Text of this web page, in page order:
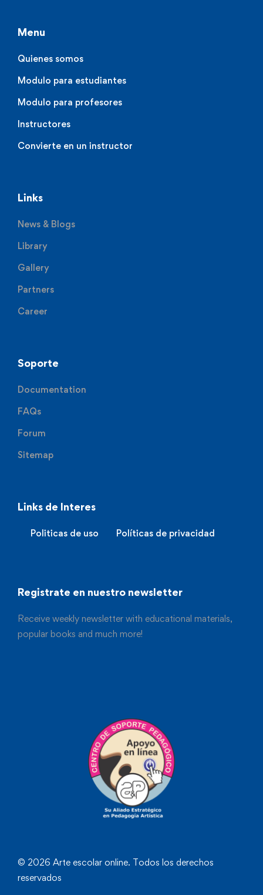
Menu
Quienes somos
Modulo para estudiantes
Modulo para profesores
Instructores
Convierte en un instructor
Links
News & Blogs
Library
Gallery
Partners
Career
Soporte
Documentation
FAQs
Forum
Sitemap
Links de Interes
Politicas de uso Políticas de privacidad
Registrate en nuestro newsletter
Receive weekly newsletter with educational materials,
popular books and much more!
© 2026 Arte escolar online. Todos los derechos
reservados